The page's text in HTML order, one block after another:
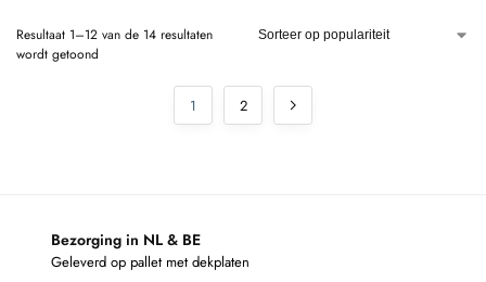
Resultaat 1–12 van de 14 resultaten
wordt getoond
1 2
Bezorging in NL & BE
Geleverd op pallet met dekplaten